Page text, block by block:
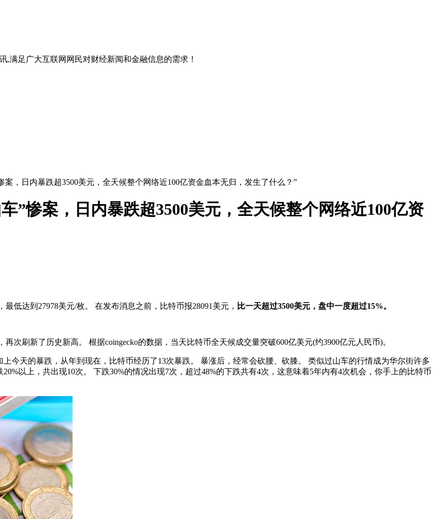
满足广大互联网网民对财经新闻和金融信息的需求！
案，日内暴跌超3500美元，全天候整个网络近100亿资金血本无归，发生了什么？”
”惨案，日内暴跌超3500美元，全天候整个网络近100亿资
低达到27978美元/枚。 在发布消息之前，比特币报28091美元， 比一天超过3500美元，盘中一度超过15%。
次刷新了历史新高。 根据coingecko的数据，当天比特币全天候成交量突破600亿美元(约3900亿元人民币)。
今天的暴跌，从年到现在，比特币经历了13次暴跌。 暴涨后，经常会砍腰、砍膝。 类似过山车的行情成为华尔街许多
以上，共出现10次。 下跌30%的情况出现7次，超过48%的下跌共有4次，这意味着5年内有4次机会，你手上的比特币